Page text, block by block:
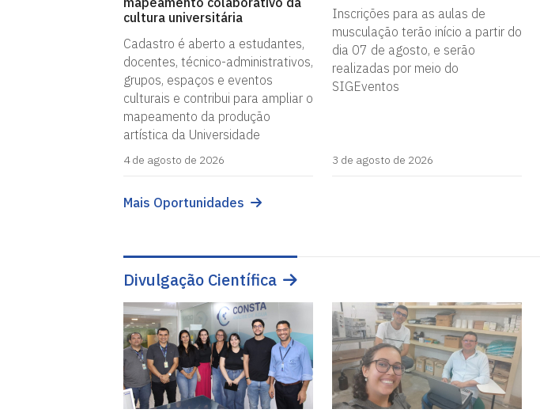
cultura universitária
Cadastro é aberto a estudantes,
docentes, técnico-administrativos,
grupos, espaços e eventos
culturais e contribui para ampliar o
mapeamento da produção
artística da Universidade
4 de agosto de 2026
Inscrições para as aulas de
musculação terão início a partir do
dia 07 de agosto, e serão
realizadas por meio do
SIGEventos
3 de agosto de 2026
Mais Oportunidades
Divulgação Científica